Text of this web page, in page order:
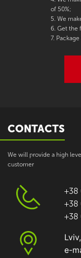
of 50%;
5. We
6. Get the
7.
CONTACTS
We will provide a high
customer
+38
+38
+38
e-